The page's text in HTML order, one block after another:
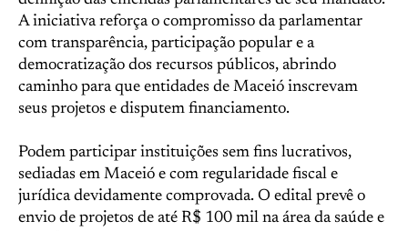
A iniciativa reforça o compromisso da parlamentar
com transparência, participação popular e a
democratização dos recursos públicos, abrindo
caminho para que entidades de Maceió inscrevam
seus projetos e disputem financiamento.
Podem participar instituições sem fins lucrativos,
sediadas em Maceió e com regularidade fiscal e
jurídica devidamente comprovada. O edital prevê o
envio de projetos de até R$ 100 mil na área da saúde e